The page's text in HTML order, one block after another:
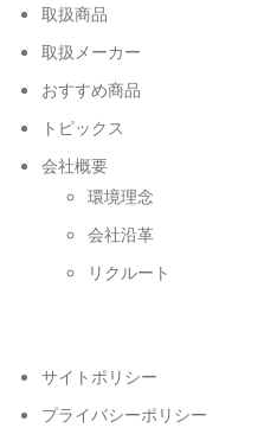
取扱商品
取扱メーカー
おすすめ商品
トピックス
会社概要
環境理念
会社沿革
リクルート
サイトポリシー
プライバシーポリシー